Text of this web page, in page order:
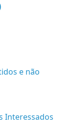
e não
Interessados